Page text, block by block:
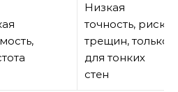
Низкая
точность, риск
трещин, только
для тонких
стен